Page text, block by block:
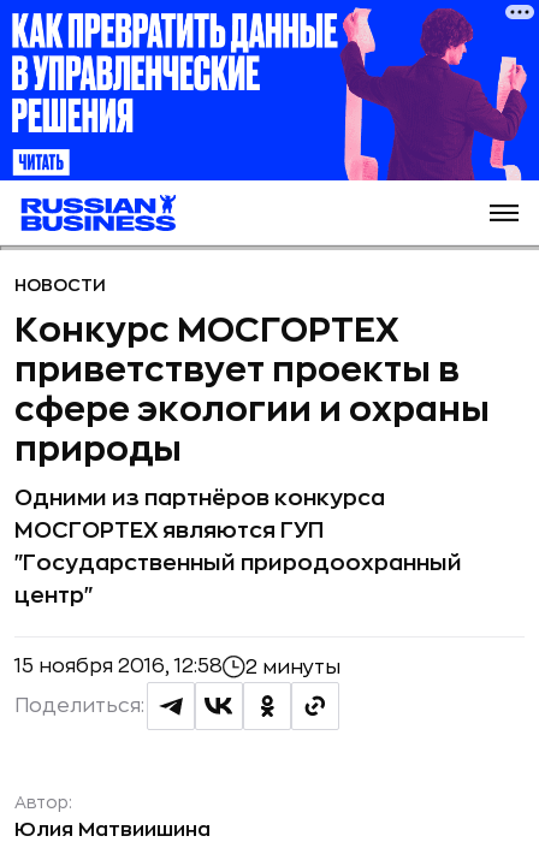
НОВОСТИ
Конкурс МОСГОРТЕХ
приветствует проекты в
сфере экологии и охраны
природы
Одними из партнёров конкурса
МОСГОРТЕХ являются ГУП
"Государственный природоохранный
центр"
15 ноября 2016, 12:58 2 минуты
Поделиться:
Автор:
Юлия Матвиишина